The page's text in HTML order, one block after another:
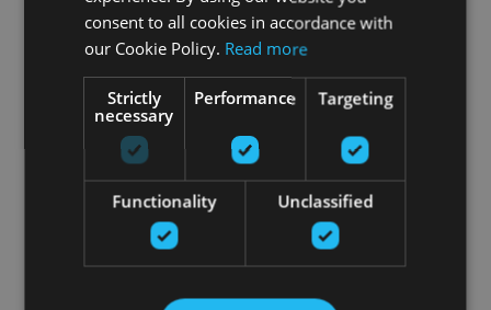
consent to all cookies in accordance with
our Cookie Policy. Read more
Strictly
necessary
Performance Targeting
Functionality Unclassified